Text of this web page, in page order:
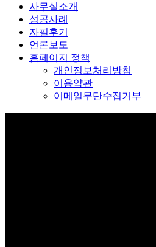
사무실소개
성공사례
자필후기
언론보도
홈페이지 정책
개인정보처리방침
이용약관
이메일무단수집거부